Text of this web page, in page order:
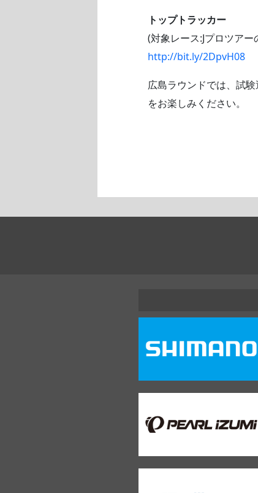
トップトラッカー
(対象レース:Jプロツアー
http://bit.ly/2DpvH08
広島ラウンドでは、試
をお楽しみください。